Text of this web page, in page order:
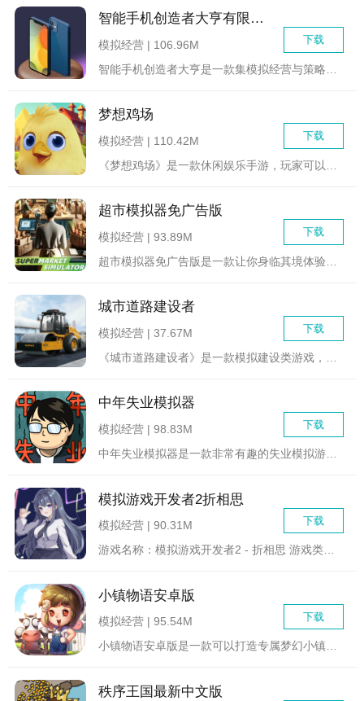
智能手机创造者大亨有限公司
下载
模拟经营 | 106.96M
梦想鸡场
下载
模拟经营 | 110.42M
超市模拟器免广告版
下载
模拟经营 | 93.89M
城市道路建设者
下载
模拟经营 | 37.67M
中年失业模拟器
下载
模拟经营 | 98.83M
模拟游戏开发者2折相思
下载
模拟经营 | 90.31M
游戏名称：模拟游戏开发者2 - 折相思 游戏类型：模拟...
小镇物语安卓版
下载
模拟经营 | 95.54M
小镇物语安卓版是一款可以打造专属梦幻小镇的全新模拟养成游戏，...
秩序王国最新中文版